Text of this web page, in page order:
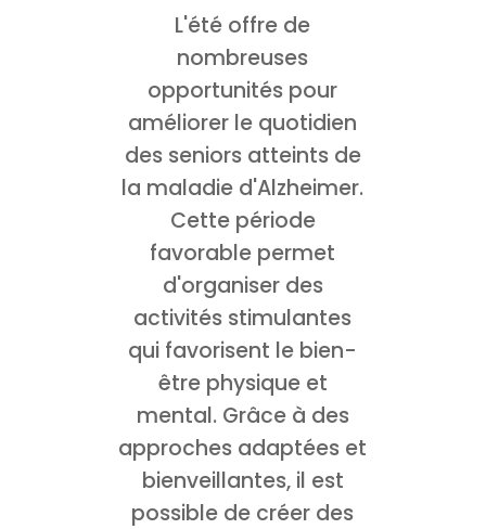
L'été offre de
nombreuses
opportunités pour
améliorer le quotidien
des seniors atteints de
la maladie d'Alzheimer.
Cette période
favorable permet
d'organiser des
activités stimulantes
qui favorisent le bien-
être physique et
mental. Grâce à des
approches adaptées et
bienveillantes, il est
possible de créer des